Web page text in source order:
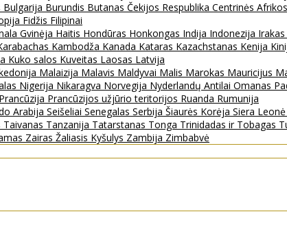
Bulgarija Burundis Butanas Čekijos Respublika Centrinės
Fidžis Filipinai
Gvinėja Haitis Hondūras Honkongas Indija Indonezija Irakas
Kambodža Kanada Kataras Kazachstanas Kenija
Kuko salos Kuveitas Laosas Latvija
Malaizija Malavis Maldyvai Malis Marokas Mauricijus
Nigerija Nikaragva Norvegija Nyderlandų Antilai Omanas
Prancūzija Prancūzijos užjūrio teritorijos Ruanda Rumunija
Arabija Seišeliai Senegalas Serbija Šiaurės Korėja Siera Leonė
Taivanas Tanzanija Tatarstanas Tonga Trinidadas ir Tobagas
Zairas Žaliasis Kyšulys Zambija Zimbabvė